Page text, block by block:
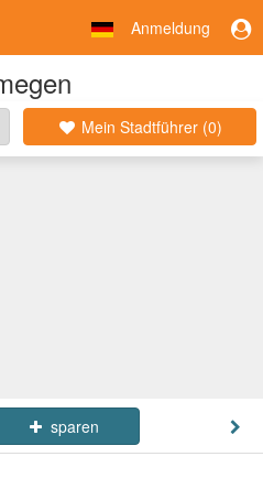
Anmeldung
Mein Stadtführer (0)
sparen